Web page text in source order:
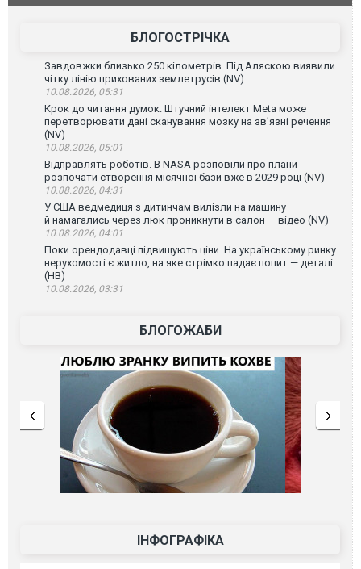
зіркового
БЛОГОСТРІЧКА
Завдовжки близько 250 кілометрів. Під Аляскою виявили
чітку лінію прихованих землетрусів (NV)
10.08.2026, 05:31
Крок до читання думок. Штучний інтелект Meta може
перетворювати дані сканування мозку на зв’язні речення
(NV)
10.08.2026, 05:01
Відправлять роботів. В NASA розповіли про плани
розпочати створення місячної бази вже в 2029 році (NV)
10.08.2026, 04:31
У США ведмедиця з дитинчам вилізли на машину
й намагались через люк проникнути в салон — відео (NV)
10.08.2026, 04:01
Поки орендодавці підвищують ціни. На українському ринку
нерухомості є житло, на яке стрімко падає попит — деталі
(НВ)
10.08.2026, 03:31
БЛОГОЖАБИ
ІНФОГРАФІКА